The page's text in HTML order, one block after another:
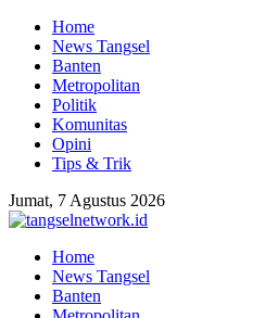
Home
News Tangsel
Banten
Metropolitan
Politik
Komunitas
Opini
Tips & Trik
Jumat, 7 Agustus 2026
Home
News Tangsel
Banten